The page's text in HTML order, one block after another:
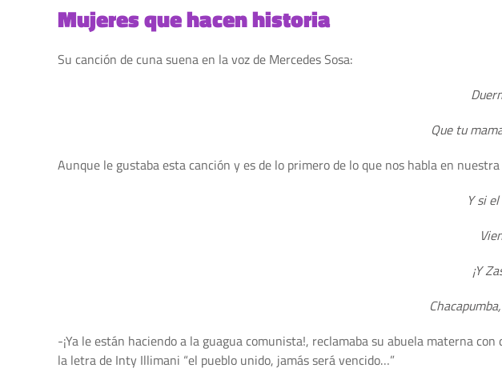
Mujeres que hacen historia
Su canción de cuna suena en la voz de Mercedes Sosa:
Que tu
Aunque le gustaba esta canción y es de lo primero de lo que nos habla en
Y si
¡Y
-¡Ya le están haciendo a la guagua comunista!, reclamaba su abuela materna
la letra de Inty Illimani “el pueblo unido, jamás será vencido…”